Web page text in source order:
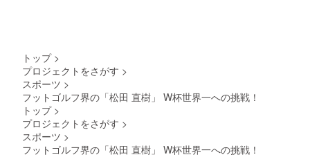
トップ >
プロジェクトをさがす >
スポーツ >
フットゴルフ界の「松田 直樹」 W杯世界一への挑戦！
トップ >
プロジェクトをさがす >
スポーツ >
フットゴルフ界の「松田 直樹」 W杯世界一への挑戦！